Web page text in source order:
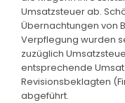
Umsatzsteuer ab.
Übernachtungen von
Verpflegung wurden
zuzüglich
entsprechende
Revisionsbeklagten
abgeführt.